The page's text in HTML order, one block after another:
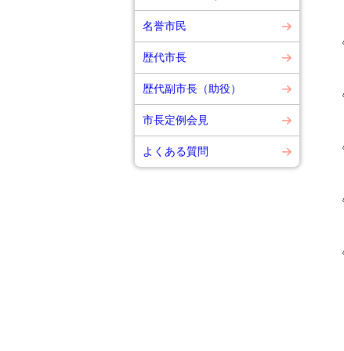
名誉市民
歴代市長
歴代副市長（助役）
市長定例会見
よくある質問